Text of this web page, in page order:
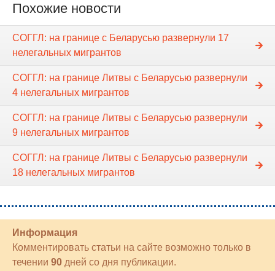
Похожие новости
СОГГЛ: на границе с Беларусью развернули 17
нелегальных мигрантов
СОГГЛ: на границе Литвы с Беларусью развернули
4 нелегальных мигрантов
СОГГЛ: на границе Литвы с Беларусью развернули
9 нелегальных мигрантов
СОГГЛ: на границе Литвы с Беларусью развернули
18 нелегальных мигрантов
Информация
Комментировать статьи на сайте возможно только в
течении 90 дней со дня публикации.